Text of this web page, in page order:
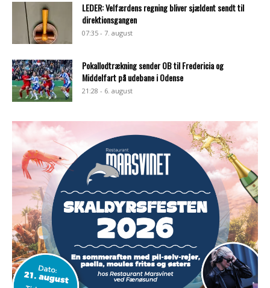
LEDER: Velfærdens regning bliver sjældent sendt til
direktionsgangen
07:35 - 7. august
Pokallodtrækning sender OB til Fredericia og
Middelfart på udebane i Odense
21:28 - 6. august